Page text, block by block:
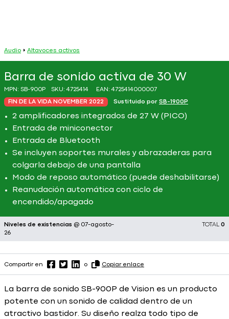
Audio Altavoces activos
Barra de sonido activa de 30 W
MPN: SB-900P SKU:4725414 EAN:4725414000007
FIN DE LA VIDA NOVEMBER 2022 Sustituido por SB-1900P
2 amplificadores integrados de 27 W (PICO)
Entrada de miniconector
Entrada de Bluetooth
Se incluyen soportes murales y abrazaderas para
colgarla debajo de una pantalla
Modo de reposo automático (puede deshabilitarse)
Reanudación automática con ciclo de
encendido/apagado
Niveles de existencias @ 07-agosto-
26
TOTAL 0
Compartir en o Copiar enlace
La barra de sonido SB-900P de Vision es un producto
potente con un sonido de calidad dentro de un
atractivo bastidor. Su diseño realza todo tipo de